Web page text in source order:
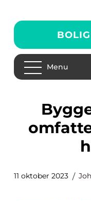
Menu
Bygge Carport: En
11 oktober 2023